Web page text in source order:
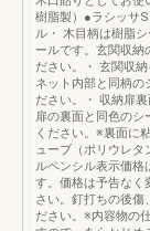
樹脂製）●ラシッサ
ル・ 木目柄は樹脂
ールです。玄関収納
ださい。・ 玄関収
ネット内部と同柄の
ださい。・ 収納扉
扉の裏面と同色のシ
ください。※裏面に
ューブ（ポリウレタ
ルペンシル表示価格
す。価格は予告なく
さい。釘打ちの後傷
ださい。※内容物の